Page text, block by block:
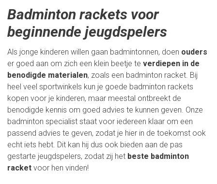
Badminton rackets voor
beginnende jeugdspelers
Als jonge kinderen willen gaan badmintonnen, doen ouders
er goed aan om zich een klein beetje te verdiepen in de
benodigde materialen, zoals een badminton racket. Bij
heel veel sportwinkels kun je goede badminton rackets
kopen voor je kinderen, maar meestal ontbreekt de
benodigde kennis om goed advies te kunnen geven. Onze
badminton specialist staat voor iedereen klaar om een
passend advies te geven, zodat je hier in de toekomst ook
echt iets hebt. Dit kan hij dus ook bieden aan de pas
gestarte jeugdspelers, zodat zij het beste badminton
racket voor hen vinden!